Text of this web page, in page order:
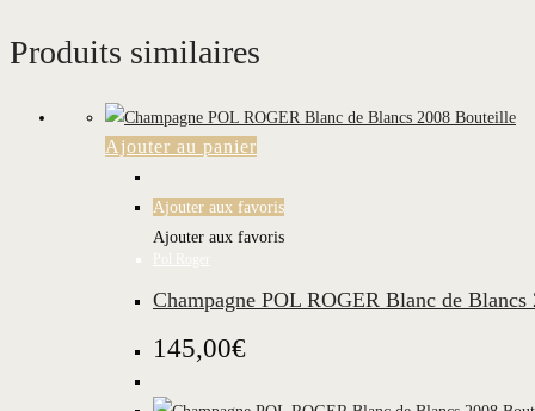
Produits similaires
Ajouter au panier
Ajouter aux favoris
Ajouter aux favoris
Pol Roger
Champagne POL ROGER Blanc de
145,00€